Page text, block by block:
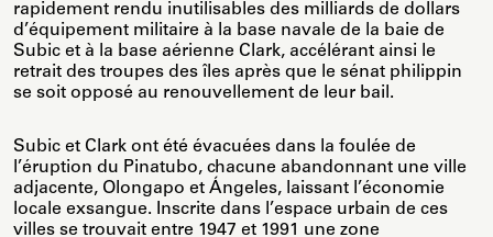
rapidement rendu inutilisables des milliards de dollars
d’équipement militaire à la base navale de la baie de
Subic et à la base aérienne Clark, accélérant ainsi le
retrait des troupes des îles après que le sénat philippin
se soit opposé au renouvellement de leur bail.
Subic et Clark ont été évacuées dans la foulée de
l’éruption du Pinatubo, chacune abandonnant une ville
adjacente, Olongapo et Ángeles, laissant l’économie
locale exsangue. Inscrite dans l’espace urbain de ces
villes se trouvait entre 1947 et 1991 une zone